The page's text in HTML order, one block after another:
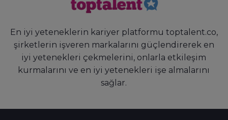
En iyi yeteneklerin kariyer platformu toptalent.co,
şirketlerin işveren markalarını güçlendirerek en
iyi yetenekleri çekmelerini, onlarla etkileşim
kurmalarını ve en iyi yetenekleri işe almalarını
sağlar.